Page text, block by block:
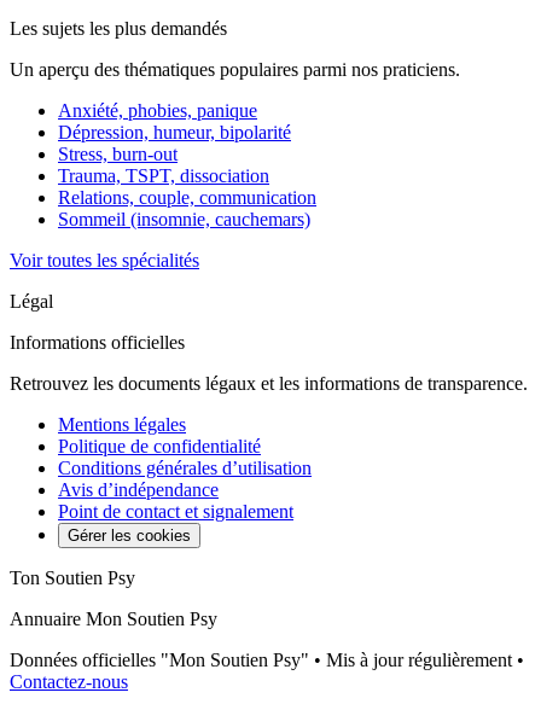
Les sujets les plus demandés
Un aperçu des thématiques populaires parmi nos praticiens.
Anxiété, phobies, panique
Dépression, humeur, bipolarité
Stress, burn-out
Trauma, TSPT, dissociation
Relations, couple, communication
Sommeil (insomnie, cauchemars)
Voir toutes les spécialités
Légal
Informations officielles
Retrouvez les documents légaux et les informations de transparence.
Mentions légales
Politique de confidentialité
Conditions générales d’utilisation
Avis d’indépendance
Point de contact et signalement
Gérer les cookies
Ton Soutien Psy
Annuaire Mon Soutien Psy
Données officielles "Mon Soutien Psy" • Mis à jour régulièrement •
Contactez-nous